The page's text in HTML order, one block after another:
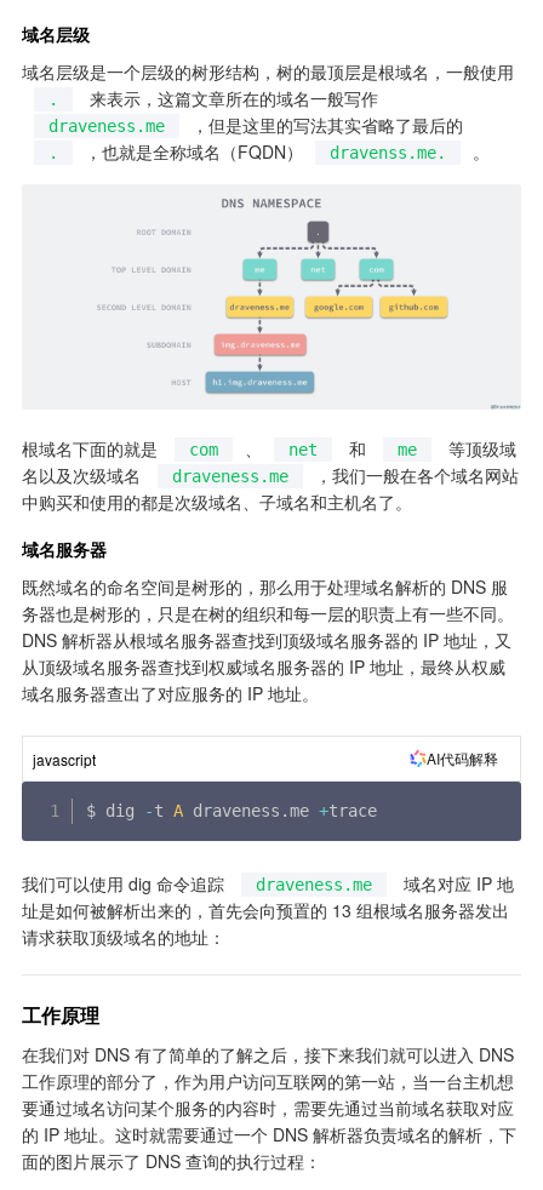
域名层级
域名层级是一个层级的树形结构，树的最顶层是根域名，一般使用
. 来表示，这篇文章所在的域名一般写作
draveness.me ，但是这里的写法其实省略了最后的
. ，也就是全称域名（FQDN） dravenss.me. 。
根域名下面的就是 com net 和 me
等顶级域
名以及次级域名
draveness.me
，我们一般在各个域名网站
中购买和使用的都是次级域名、子域名和主机名了。
域名服务器
既然域名的命名空间是树形的，那么用于处理域名解析的 DNS 服
务器也是树形的，只是在树的组织和每一层的职责上有一些不同。
DNS 解析器从根域名服务器查找到顶级域名服务器的 IP 地址，又
从顶级域名服务器查找到权威域名服务器的 IP 地址，最终从权威
域名服务器查出了对应服务的 IP 地址。
javascript AI代码解释
$ dig -t A draveness .me +trace
我们可以使用 dig 命令追踪 draveness.me
域名对应 IP 地
址是如何被解析出来的，首先会向预置的 13 组根域名服务器发出
请求获取顶级域名的地址：
工作原理
在我们对 DNS 有了简单的了解之后，接下来我们就可以进入 DNS
工作原理的部分了，作为用户访问互联网的第一站，当一台主机想
要通过域名访问某个服务的内容时，需要先通过当前域名获取对应
的 IP 地址。这时就需要通过一个 DNS 解析器负责域名的解析，下
面的图片展示了 DNS 查询的执行过程：